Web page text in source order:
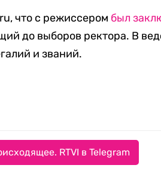
что с режиссером был
до выборов ректора. В
и званий.
RTVI в Telegram